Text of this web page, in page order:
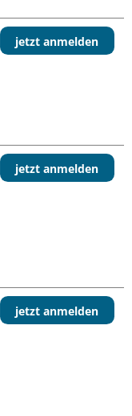
jetzt anmelden
jetzt anmelden
jetzt anmelden